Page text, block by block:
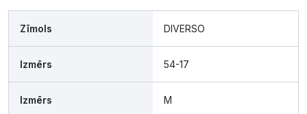
Zīmols DIVERSO
Izmērs 54-17
Izmērs M